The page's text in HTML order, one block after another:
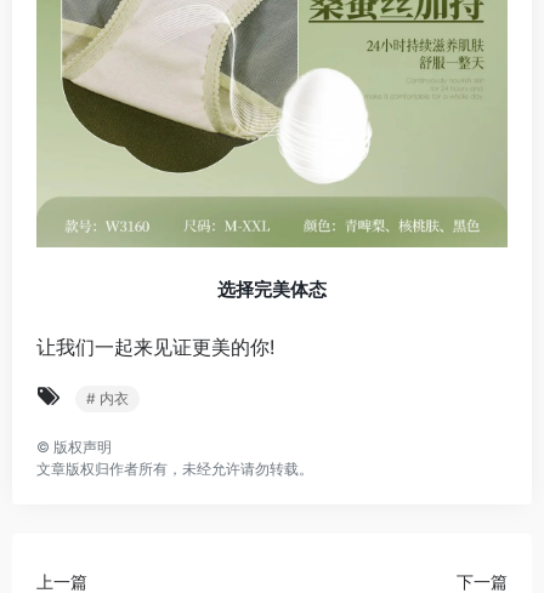
选择完美体态
让我们一起来见证更美的你!
# 内衣
© 版权声明
文章版权归作者所有，未经允许请勿转载。
上一篇 下一篇